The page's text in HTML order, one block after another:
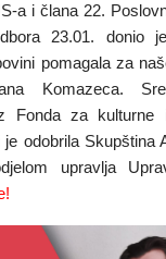
a i člana 22.
23.01. donio
pomagala za
Komazeca.
Fonda za kulturne
je odobrila Skupština
upravlja